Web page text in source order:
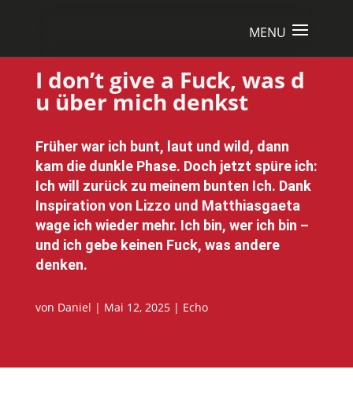
I don’t give a Fuck, was d
u über mich denkst
Früher war ich bunt, laut und wild, dann
kam die dunkle Phase. Doch jetzt spüre ich:
Ich will zurück zu meinem bunten Ich. Dank
Inspiration von Lizzo und Matthiasgaeta
wage ich wieder mehr. Ich bin, wer ich bin –
und ich gebe keinen Fuck, was andere
denken.
von Daniel | Mai 12, 2025| Echo